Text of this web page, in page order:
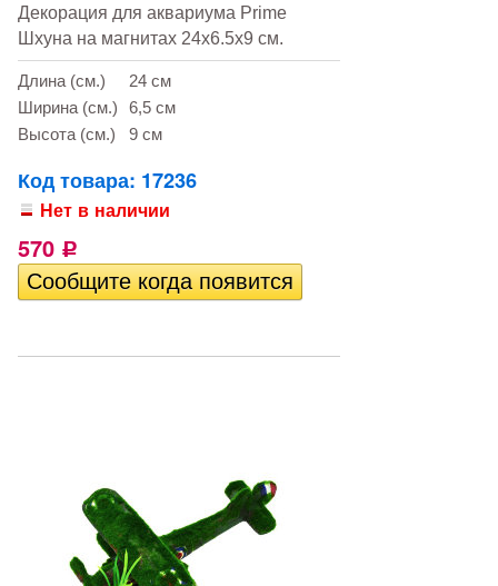
Декорация для аквариума Prime
Шхуна на магнитах 24x6.5x9 см.
Длина (см.)
24 см
Ширина (см.)
6,5 см
Высота (см.)
9 см
Код товара: 17236
Нет в наличии
570 Р